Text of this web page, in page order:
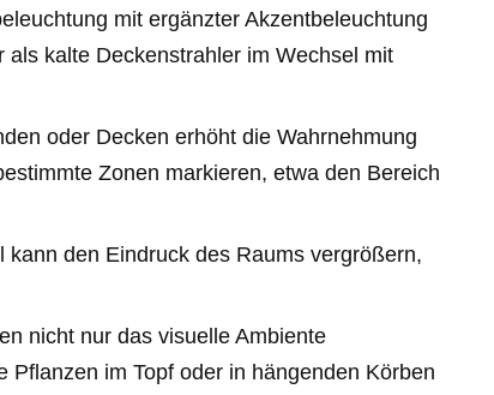
mit ergänzter Akzentbeleuchtung
kalte Deckenstrahler im Wechsel mit
oder Decken erhöht die Wahrnehmung
Zonen markieren, etwa den Bereich
den Eindruck des Raums vergrößern,
nicht nur das visuelle Ambiente
im Topf oder in hängenden Körben